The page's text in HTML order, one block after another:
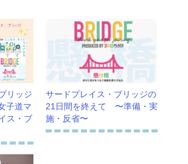
リッジ
子道マ
ス・ブ
サードプレイス・ブリッジの
21日間を終えて 〜準備・実
施・反省〜